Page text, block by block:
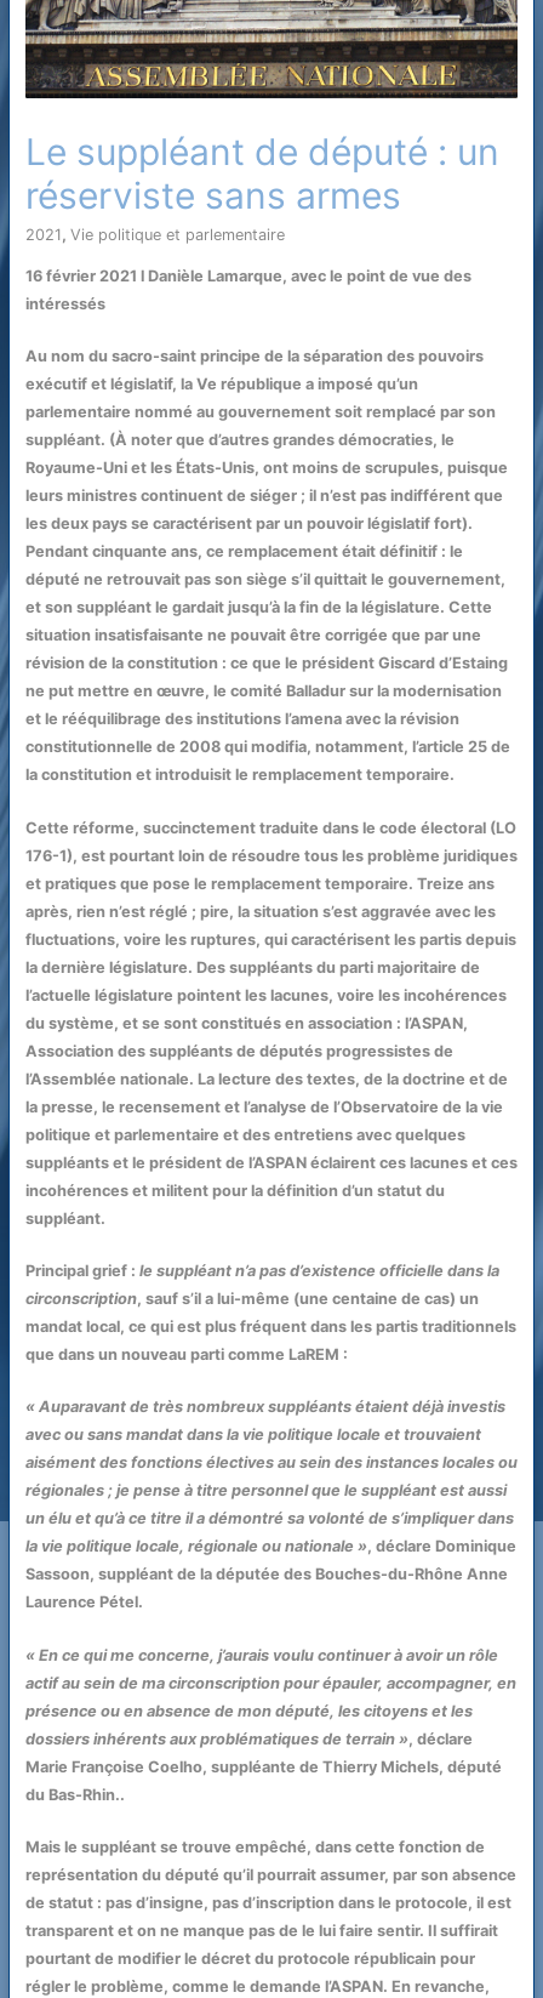
Le suppléant de député : un
réserviste sans armes
2021 , Vie politique et parlementaire/ Par
16 février 2021 l Danièle Lamarque, avec le point de vue des
intéressés
Au nom du sacro-saint principe de la séparation des pouvoirs
exécutif et législatif, la Ve république a imposé qu’un
parlementaire nommé au gouvernement soit remplacé par son
suppléant. (À noter que d’autres grandes démocraties, le
Royaume-Uni et les États-Unis, ont moins de scrupules, puisque
leurs ministres continuent de siéger ; il n’est pas indifférent que
les deux pays se caractérisent par un pouvoir législatif fort).
Pendant cinquante ans, ce remplacement était définitif : le
député ne retrouvait pas son siège s’il quittait le gouvernement,
et son suppléant le gardait jusqu’à la fin de la législature. Cette
situation insatisfaisante ne pouvait être corrigée que par une
révision de la constitution : ce que le président Giscard d’Estaing
ne put mettre en œuvre, le comité Balladur sur la modernisation
et le rééquilibrage des institutions l’amena avec la révision
constitutionnelle de 2008 qui modifia, notamment, l’article 25 de
la constitution et introduisit le remplacement temporaire.
Cette réforme, succinctement traduite dans le code électoral (LO
176-1), est pourtant loin de résoudre tous les problème juridiques
et pratiques que pose le remplacement temporaire. Treize ans
après, rien n’est réglé ; pire, la situation s’est aggravée avec les
fluctuations, voire les ruptures, qui caractérisent les partis depuis
la dernière législature. Des suppléants du parti majoritaire de
l’actuelle législature pointent les lacunes, voire les incohérences
du système, et se sont constitués en association : l’ASPAN,
Association des suppléants de députés progressistes de
l’Assemblée nationale. La lecture des textes, de la doctrine et de
la presse, le recensement et l’analyse de l’Observatoire de la vie
politique et parlementaire et des entretiens avec quelques
suppléants et le président de l’ASPAN éclairent ces lacunes et ces
incohérences et militent pour la définition d’un statut du
suppléant.
Principal grief : le suppléant n’a pas d’existence officielle dans la
circonscription, sauf s’il a lui-même (une centaine de cas) un
mandat local, ce qui est plus fréquent dans les partis traditionnels
que dans un nouveau parti comme LaREM :
« Auparavant de très nombreux suppléants étaient déjà investis
avec ou sans mandat dans la vie politique locale et trouvaient
aisément des fonctions électives au sein des instances locales ou
régionales ; je pense à titre personnel que le suppléant est aussi
un élu et qu’à ce titre il a démontré sa volonté de s’impliquer dans
la vie politique locale, régionale ou nationale », déclare Dominique
Sassoon, suppléant de la députée des Bouches-du-Rhône Anne
Laurence Pétel.
« En ce qui me concerne, j’aurais voulu continuer à avoir un rôle
actif au sein de ma circonscription pour épauler, accompagner, en
présence ou en absence de mon député, les citoyens et les
dossiers inhérents aux problématiques de terrain », déclare
Marie Françoise Coelho, suppléante de Thierry Michels, député
du Bas-Rhin..
Mais le suppléant se trouve empêché, dans cette fonction de
représentation du député qu’il pourrait assumer, par son absence
de statut : pas d’insigne, pas d’inscription dans le protocole, il est
transparent et on ne manque pas de le lui faire sentir. Il suffirait
pourtant de modifier le décret du protocole républicain pour
régler le problème, comme le demande l’ASPAN. En revanche,